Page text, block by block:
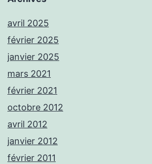
avril 2025
février 2025
janvier 2025
mars 2021
février 2021
octobre 2012
avril 2012
janvier 2012
février 2011